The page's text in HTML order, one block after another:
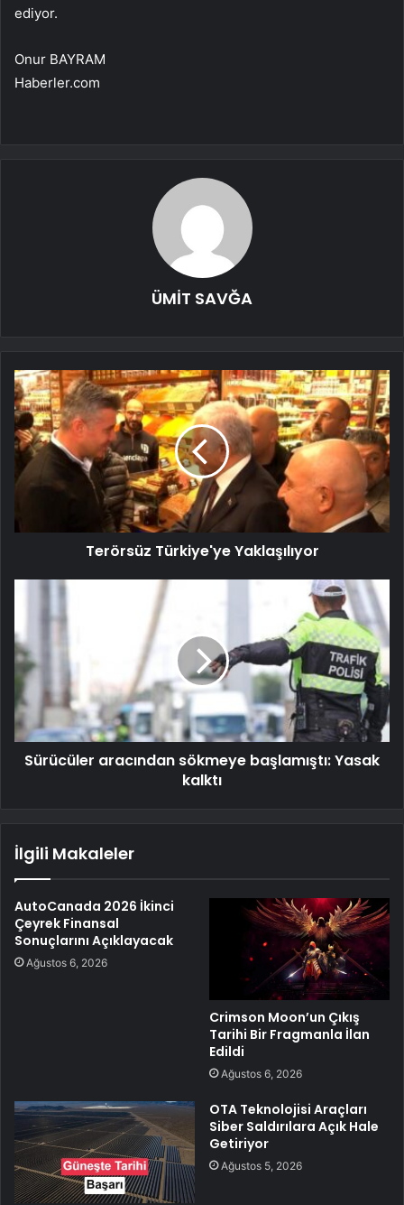
ediyor.
Onur BAYRAM
Haberler.com
ÜMİT SAVĞA
Terörsüz Türkiye'ye Yaklaşılıyor
Sürücüler aracından sökmeye başlamıştı: Yasak
kalktı
İlgili Makaleler
AutoCanada 2026 İkinci
Çeyrek Finansal
Sonuçlarını Açıklayacak
Ağustos 6, 2026
Crimson Moon’un Çıkış
Tarihi Bir Fragmanla İlan
Edildi
Ağustos 6, 2026
OTA Teknolojisi Araçları
Siber Saldırılara Açık Hale
Getiriyor
Ağustos 5, 2026